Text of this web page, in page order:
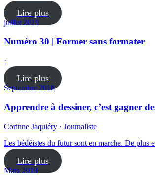
Lire plus
juillet 2019
Numéro 30 | Former sans formater
·
Lire plus
Septembre 2018
Apprendre à dessiner, c’est gagner
Corinne Jaquiéry · Journaliste
Les bédéistes du futur sont en marche. De plus
Lire plus
Mars 2018